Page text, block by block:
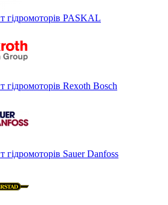
гідромоторів PASKAL
гідромоторів Rexoth Bosch
гідромоторів Sauer Danfoss